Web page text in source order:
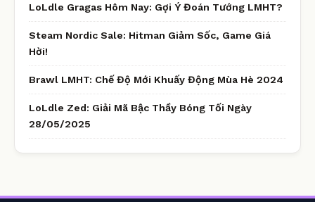
LoLdle Gragas Hôm Nay: Gợi Ý Đoán Tướng LMHT?
Steam Nordic Sale: Hitman Giảm Sốc, Game Giá
Hời!
Brawl LMHT: Chế Độ Mới Khuấy Động Mùa Hè 2024
LoLdle Zed: Giải Mã Bậc Thầy Bóng Tối Ngày
28/05/2025